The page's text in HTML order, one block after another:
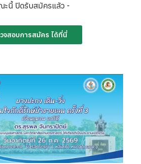
ะนี้ ปิดรับสมัครแล้ว -
จสอบการสมัคร ได้ที่นี่